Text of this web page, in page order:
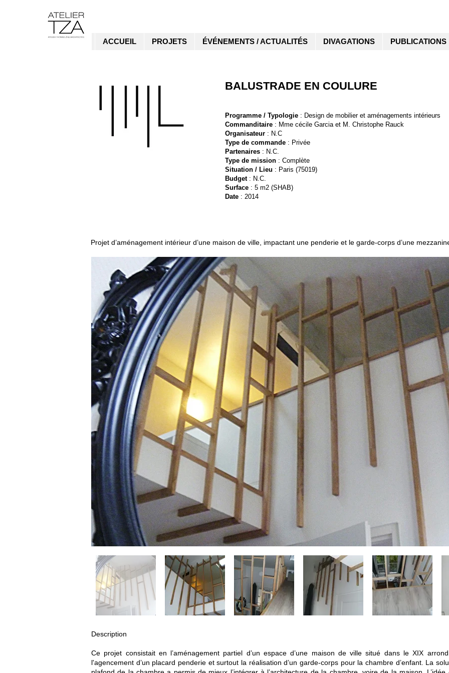
ACCUEIL PROJETS ÉVÉNEMENTS / ACTUALITÉS DIVAGATIONS PUBLICATIONS
BALUSTRADE EN COULURE
Programme / Typologie : Design de mobilier et aménagements intérieurs
Commanditaire : Mme cécile Garcia et M. Christophe Rauck
Organisateur : N.C
Type de commande : Privée
Partenaires : N.C.
Type de mission : Complète
Situation / Lieu : Paris (75019)
Budget : N.C.
Surface : 5 m2 (SHAB)
Date : 2014
Projet d’aménagement intérieur d’une maison de ville, impactant une penderie et le garde-corps d’une
Description
Ce projet consistait en l’aménagement partiel d’un espace d’une maison de ville situé dans le XIX
l'agencement d’un placard penderie et surtout la réalisation d’un garde-corps pour la chambre d’enfant. La